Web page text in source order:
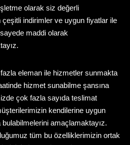
olarak siz değerli
indirimler ve uygun fiyatlar ile
maddi olarak
eleman ile hizmetler sunmakta
hizmet sunabilme şansına
çok fazla sayıda teslimat
kendilerine uygun
amaçlamaktayız.
tüm bu özelliklerimizin ortak